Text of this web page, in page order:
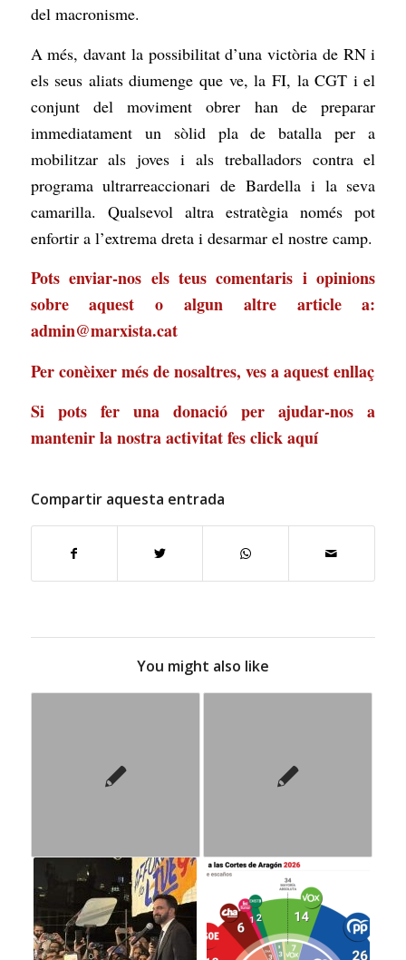
del macronisme.
A més, davant la possibilitat d’una victòria de RN i
els seus aliats diumenge que ve, la FI, la CGT i el
conjunt del moviment obrer han de preparar
immediatament un sòlid pla de batalla per a
mobilitzar als joves i als treballadors contra el
programa ultrarreaccionari de Bardella i la seva
camarilla. Qualsevol altra estratègia només pot
enfortir a l’extrema dreta i desarmar el nostre camp.
Pots enviar-nos els teus comentaris i opinions
sobre aquest o algun altre article a:
admin@marxista.cat
Per conèixer més de nosaltres, ves aaquest enllaç
Si pots fer una donació per ajudar-nos a
mantenir la nostra activitatfes click aquí
Compartir aquesta entrada
You might also like